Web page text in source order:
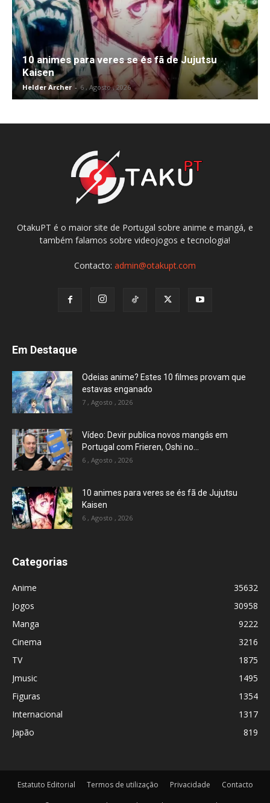
10 animes para veres se és fã de Jujutsu
Kaisen
Helder Archer - 6 , Agosto , 2026
OtakuPT é o maior site de Portugal sobre anime e mangá, e
também falamos sobre videojogos e tecnologia!
Contacto: admin@otakupt.com
Em Destaque
Odeias anime? Estes 10 filmes provam que
estavas enganado
7 , Agosto , 2026
Vídeo: Devir publica novos mangás em
Portugal com Frieren, Oshi no...
6 , Agosto , 2026
10 animes para veres se és fã de Jujutsu
Kaisen
6 , Agosto , 2026
Categorias
Anime
35632
Jogos
30958
Manga
9222
Cinema
3216
TV
1875
Jmusic
1495
Figuras
1354
Internacional
1317
Japão
819
Estatuto Editorial Termos de utilização Privacidade Contacto